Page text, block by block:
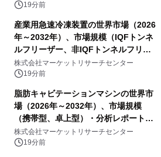
19分前
産業用急速冷凍装置の世界市場（2026
年～2032年）、市場規模（IQFトンネ
ルフリーザー、非IQFトンネルフリー
ザー、スパイラルフリーザー、プレー
トフリーザー、その他）・分析レポー
株式会社マーケットリサーチセンター
19分前
脂肪キャビテーションマシンの世界市
場（2026年～2032年）、市場規模
（携帯型、卓上型）・分析レポートを
発表
株式会社マーケットリサーチセンター
19分前